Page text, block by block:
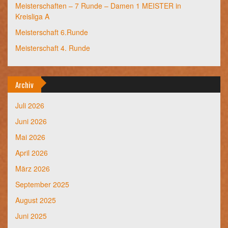
Meisterschaften – 7 Runde – Damen 1 MEISTER in
Kreisliga A
Meisterschaft 6.Runde
Meisterschaft 4. Runde
Archiv
Juli 2026
Juni 2026
Mai 2026
April 2026
März 2026
September 2025
August 2025
Juni 2025